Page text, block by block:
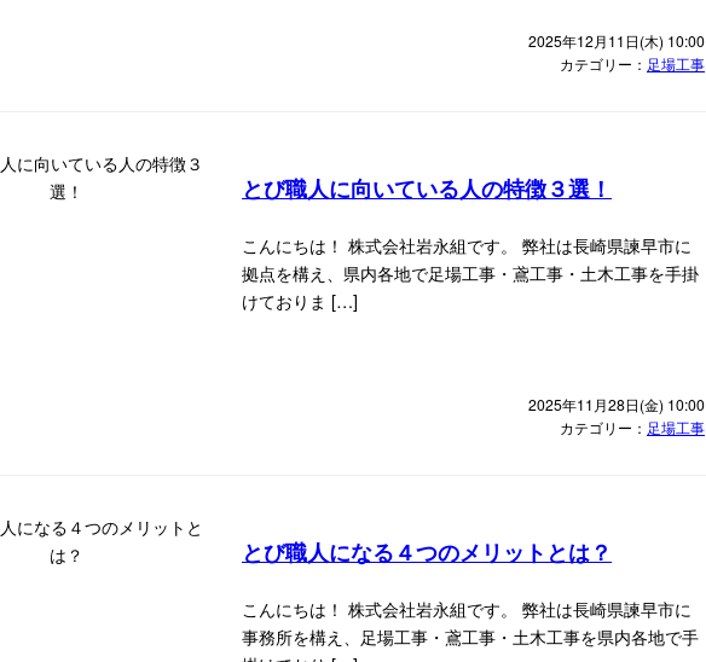
2025年12月11日(木) 10:00
カテゴリー： 足場工事
とび職人に向いている人の特徴３選！
こんにちは！ 株式会社岩永組です。 弊社は長崎県諫早市に
拠点を構え、県内各地で足場工事・鳶工事・土木工事を手掛
けておりま […]
2025年11月28日(金) 10:00
カテゴリー： 足場工事
とび職人になる４つのメリットとは？
こんにちは！ 株式会社岩永組です。 弊社は長崎県諫早市に
事務所を構え、足場工事・鳶工事・土木工事を県内各地で手